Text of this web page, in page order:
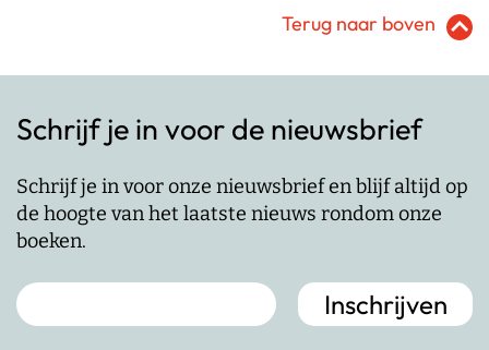
Terug naar boven
Schrijf je in voor de nieuwsbrief
Schrijf je in voor onze nieuwsbrief en blijf altijd op
de hoogte van het laatste nieuws rondom onze
boeken.